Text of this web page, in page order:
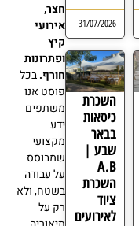
31/07/2026
השכרת
כיסאות
בבאר
שבע |
A.B
השכרת
ציוד
לאירועים
חצר,
אירועי
קיץ
ופתרונות
חורף. בכל
פוסט אנו
משתפים
ידע
מקצועי
שמבוסס
על עבודה
בשטח, ולא
רק על